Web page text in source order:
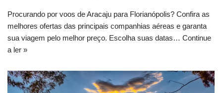
Procurando por voos de Aracaju para Florianópolis? Confira as
melhores ofertas das principais companhias aéreas e garanta
sua viagem pelo melhor preço. Escolha suas datas… Continue
a ler »